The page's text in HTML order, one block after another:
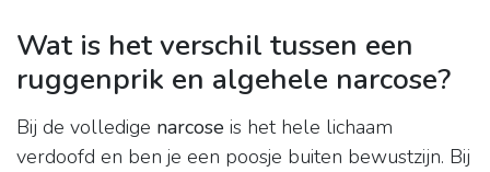
Wat is het verschil tussen een
ruggenprik en algehele narcose?
Bij de volledige narcose is het hele lichaam
verdoofd en ben je een poosje buiten bewustzijn. Bij